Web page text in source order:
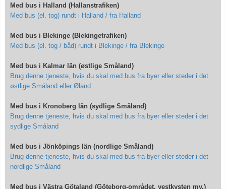
Med bus i Halland (Hallanstrafiken)
Med bus (el. tog) rundt i Halland / fra Halland
Med bus i Blekinge (Blekingetrafiken)
Med bus (el. tog / båd) rundt i Blekinge / fra Blekinge
Med bus i Kalmar län (østlige Småland)
Brug denne tjeneste, hvis du skal med bus fra byer eller steder i det
østlige Småland eller Øland
Med bus i Kronoberg län (sydlige Småland)
Brug denne tjeneste, hvis du skal med bus fra byer eller steder i det
sydlige Småland
Med bus i Jönköpings län (nordlige Småland)
Brug denne tjeneste, hvis du skal med bus fra byer eller steder i det
nordlige Småland
Med bus i Västra Götaland (Göteborg-området, vestkysten mv.)